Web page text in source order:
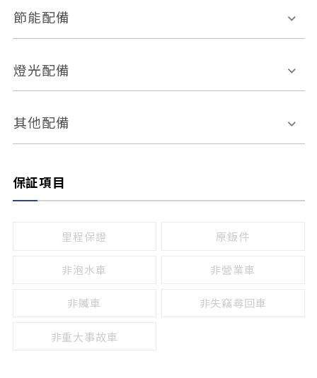
車道偏離警示
自動停車系統 盲點偵測系統
倒車雷達
無
有
外部音源接入
節能配備
引擎啟閉系統
燈光配備
感應頭燈
頭燈光源
其他配備
保証項目
里程保證 原鈑件
非泡水車 非營業車
非贓車 非失竊尋回車
非重大事故車